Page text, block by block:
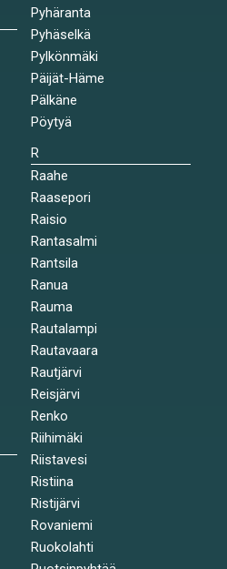
Pyhäranta
Pyhäselkä
Pylkönmäki
Päijät-Häme
Pälkäne
Pöytyä
R
Raahe
Raasepori
Raisio
Rantasalmi
Rantsila
Ranua
Rauma
Rautalampi
Rautavaara
Rautjärvi
Reisjärvi
Renko
Riihimäki
Riistavesi
Ristiina
Ristijärvi
Rovaniemi
Ruokolahti